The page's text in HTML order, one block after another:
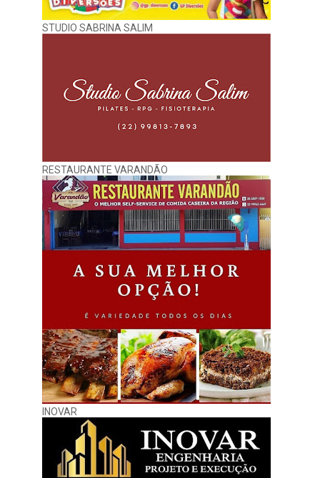
STUDIO SABRINA SALIM
RESTAURANTE VARANDÃO
INOVAR